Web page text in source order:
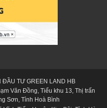
ĐẦU TƯ GREEN LAND HB
Văn Đồng, Tiểu khu 13, Thị trấn
Sơn, Tỉnh Hoà Bình